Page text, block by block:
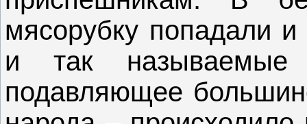
мясорубку попадали
и так называемые
подавляющее